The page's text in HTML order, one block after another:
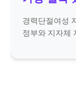
경력단절여성
정부와 지자체